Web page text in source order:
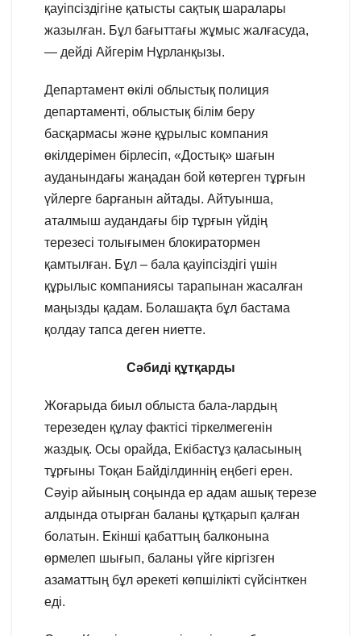
қауіпсіздігіне қатысты сақтық шаралары
жазылған. Бұл бағыттағы жұмыс жалғасуда,
— дейді Айгерім Нұрланқызы.
Департамент өкілі облыстық полиция
департаменті, облыстық білім беру
басқармасы және құрылыс компания
өкілдерімен бірлесіп, «Достық» шағын
ауданындағы жаңадан бой көтерген тұрғын
үйлерге барғанын айтады. Айтуынша,
аталмыш аудандағы бір тұрғын үйдің
терезесі толығымен блокиратормен
қамтылған. Бұл – бала қауіпсіздігі үшін
құрылыс компаниясы тарапынан жасалған
маңызды қадам. Болашақта бұл бастама
қолдау тапса деген ниетте.
Сәбиді құтқарды
Жоғарыда биыл облыста бала-лардың
терезеден құлау фактісі тіркелмегенін
жаздық. Осы орайда, Екібастұз қаласының
тұрғыны Тоқан Байділдиннің еңбегі ерен.
Сәуір айының соңында ер адам ашық терезе
алдында отырған баланы құтқарып қалған
болатын. Екінші қабаттың балконына
өрмелеп шығып, баланы үйге кіргізген
азаматтың бұл әрекеті көпшілікті сүйсінткен
еді.